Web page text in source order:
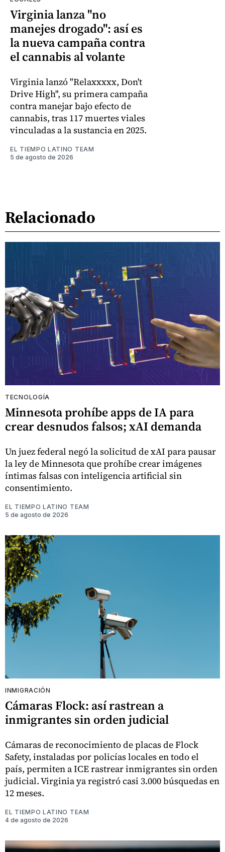
Virginia lanza "no
manejes drogado": así es
la nueva campaña contra
el cannabis al volante
Virginia lanzó "Relaxxxxx, Don't
Drive High", su primera campaña
contra manejar bajo efecto de
cannabis, tras 117 muertes viales
vinculadas a la sustancia en 2025.
EL TIEMPO LATINO TEAM
5 de agosto de 2026
Relacionado
TECNOLOGÍA
Minnesota prohíbe apps de IA para
crear desnudos falsos; xAI demanda
Un juez federal negó la solicitud de xAI para pausar
la ley de Minnesota que prohíbe crear imágenes
íntimas falsas con inteligencia artificial sin
consentimiento.
EL TIEMPO LATINO TEAM
5 de agosto de 2026
INMIGRACIÓN
Cámaras Flock: así rastrean a
inmigrantes sin orden judicial
Cámaras de reconocimiento de placas de Flock
Safety, instaladas por policías locales en todo el
país, permiten a ICE rastrear inmigrantes sin orden
judicial. Virginia ya registró casi 3.000 búsquedas en
12 meses.
EL TIEMPO LATINO TEAM
4 de agosto de 2026